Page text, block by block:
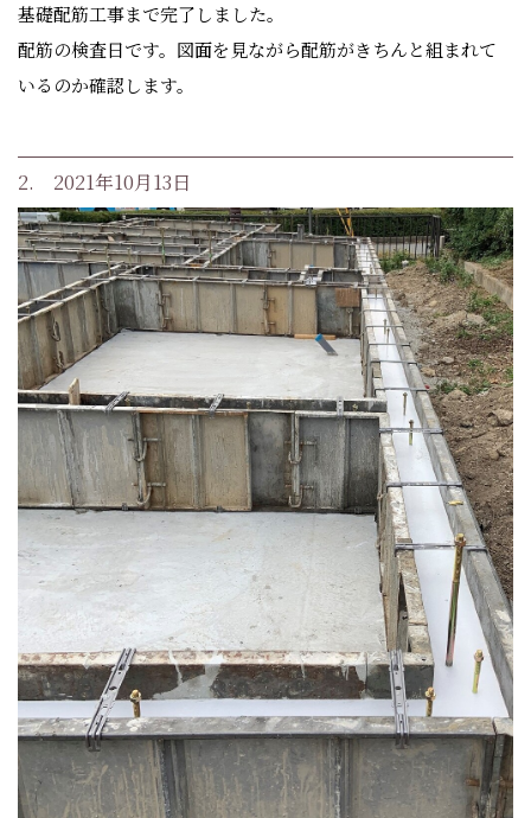
基礎配筋工事まで完了しました。
配筋の検査日です。図面を見ながら配筋がきちんと組まれて
いるのか確認します。
2. 2021年10月13日